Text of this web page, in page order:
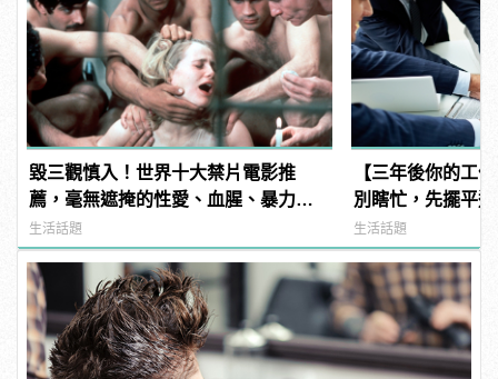
毀三觀慎入！世界十大禁片電影推
薦，毫無遮掩的性愛、血腥、暴力、
噁心到極致！
生活話題
【三年後你的工
別瞎忙，先擺平
生活話題